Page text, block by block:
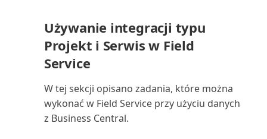
kosztów
Tolerancja płatności i tolerancja
Transakcje zakupu z udziałem
strony trzeciej w UE
funkcji
Znajdowanie powiązanych
Znajdowanie stron i raportów za
pomocą Eksplora...
(raport)
Podsumowanie odroczeń
Pojemnik korygujący magazynu
(raport)
Używanie integracji typu
Projekt i Serwis w Field
Service
W tej sekcji opisano zadania, które można
wykonać w Field Service przy użyciu danych
z Business Central.